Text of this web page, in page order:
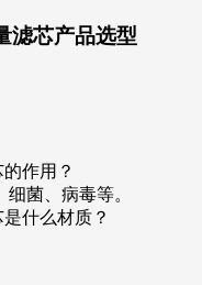
滤芯产品选型
作用？
菌、病毒等。
什么材质？